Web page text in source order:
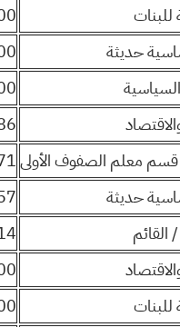
للبنات
حديثة
- قسم معلم الصفوف الأولى
حديثة
القائم
للبنات